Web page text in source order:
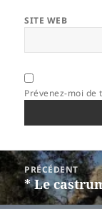
SITE WEB
Prévenez-moi de
Navigation
de
l’article
PRÉCÉDENT
Article
précédent :
* Le